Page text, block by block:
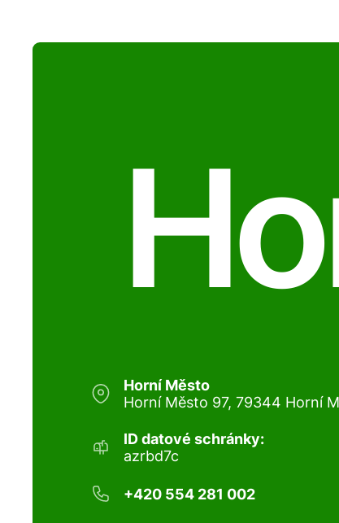
Horní Město
Horní Město 97, 79344 Horní
ID datové schránky:
azrbd7c
+420 554 281 002